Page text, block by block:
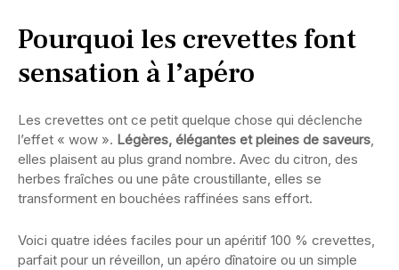
Pourquoi les crevettes font
sensation à l’apéro
Les crevettes ont ce petit quelque chose qui déclenche
l’effet « wow ». Légères, élégantes et pleines de saveurs,
elles plaisent au plus grand nombre. Avec du citron, des
herbes fraîches ou une pâte croustillante, elles se
transforment en bouchées raffinées sans effort.
Voici quatre idées faciles pour un apéritif 100 % crevettes,
parfait pour un réveillon, un apéro dînatoire ou un simple